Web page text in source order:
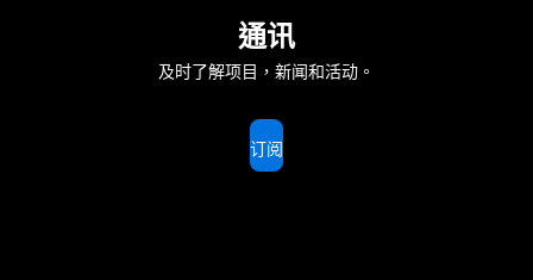
通讯
及时了解项目，新闻和活动。
订阅